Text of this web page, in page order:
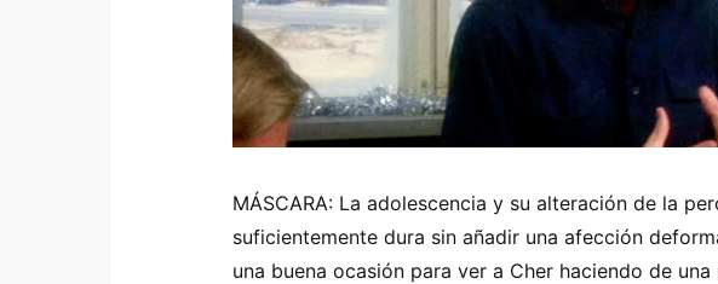
MÁSCARA: La adolescencia y su alteración de la
suficientemente dura sin añadir una afección
una buena ocasión para ver a Cher haciendo de